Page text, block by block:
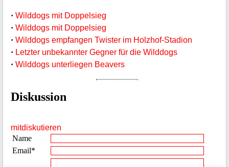
· Wilddogs mit Doppelsieg
· Wilddogs mit Doppelsieg
· Wilddogs empfangen Twister im Holzhof-Stadion
· Letzter unbekannter Gegner für die Wilddogs
· Wilddogs unterliegen Beavers
Diskussion
mitdiskutieren
Name
Email*